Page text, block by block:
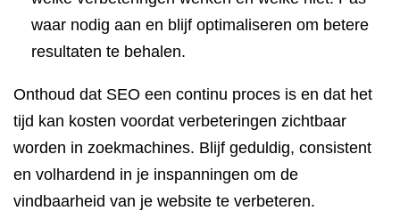
waar nodig aan en blijf optimaliseren om betere
resultaten te behalen.
Onthoud dat SEO een continu proces is en dat het
tijd kan kosten voordat verbeteringen zichtbaar
worden in zoekmachines. Blijf geduldig, consistent
en volhardend in je inspanningen om de
vindbaarheid van je website te verbeteren.